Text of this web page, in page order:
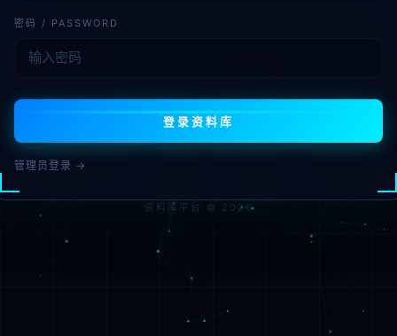
密码 / PASSWORD
登录资料库
管理员登录 →
资料库平台 © 2026